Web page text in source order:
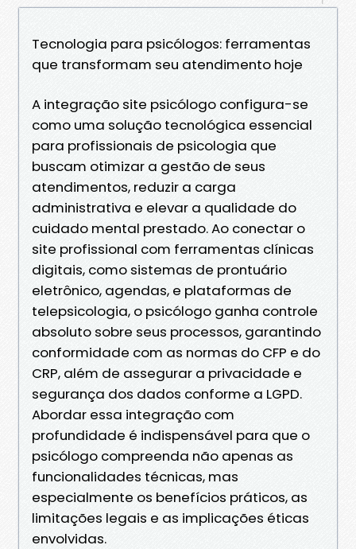
Tecnologia para psicólogos: ferramentas
que transformam seu atendimento hoje
A integração site psicólogo configura-se
como uma solução tecnológica essencial
para profissionais de psicologia que
buscam otimizar a gestão de seus
atendimentos, reduzir a carga
administrativa e elevar a qualidade do
cuidado mental prestado. Ao conectar o
site profissional com ferramentas clínicas
digitais, como sistemas de prontuário
eletrônico, agendas, e plataformas de
telepsicologia, o psicólogo ganha controle
absoluto sobre seus processos, garantindo
conformidade com as normas do CFP e do
CRP, além de assegurar a privacidade e
segurança dos dados conforme a LGPD.
Abordar essa integração com
profundidade é indispensável para que o
psicólogo compreenda não apenas as
funcionalidades técnicas, mas
especialmente os benefícios práticos, as
limitações legais e as implicações éticas
envolvidas.